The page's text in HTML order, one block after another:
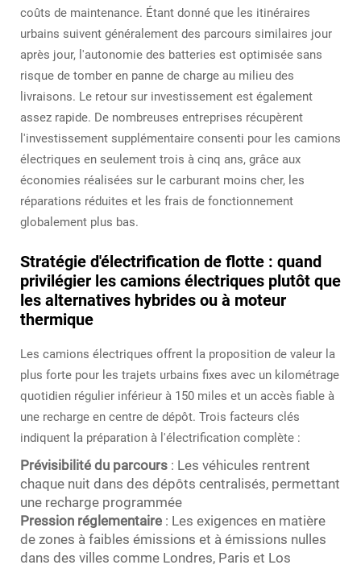
coûts de maintenance. Étant donné que les itinéraires
urbains suivent généralement des parcours similaires jour
après jour, l'autonomie des batteries est optimisée sans
risque de tomber en panne de charge au milieu des
livraisons. Le retour sur investissement est également
assez rapide. De nombreuses entreprises récupèrent
l'investissement supplémentaire consenti pour les camions
électriques en seulement trois à cinq ans, grâce aux
économies réalisées sur le carburant moins cher, les
réparations réduites et les frais de fonctionnement
globalement plus bas.
Stratégie d'électrification de flotte : quand
privilégier les camions électriques plutôt que
les alternatives hybrides ou à moteur
thermique
Les camions électriques offrent la proposition de valeur la
plus forte pour les trajets urbains fixes avec un kilométrage
quotidien régulier inférieur à 150 miles et un accès fiable à
une recharge en centre de dépôt. Trois facteurs clés
indiquent la préparation à l'électrification complète :
Prévisibilité du parcours : Les véhicules rentrent
chaque nuit dans des dépôts centralisés, permettant
une recharge programmée
Pression réglementaire : Les exigences en matière
de zones à faibles émissions et à émissions nulles
dans des villes comme Londres, Paris et Los